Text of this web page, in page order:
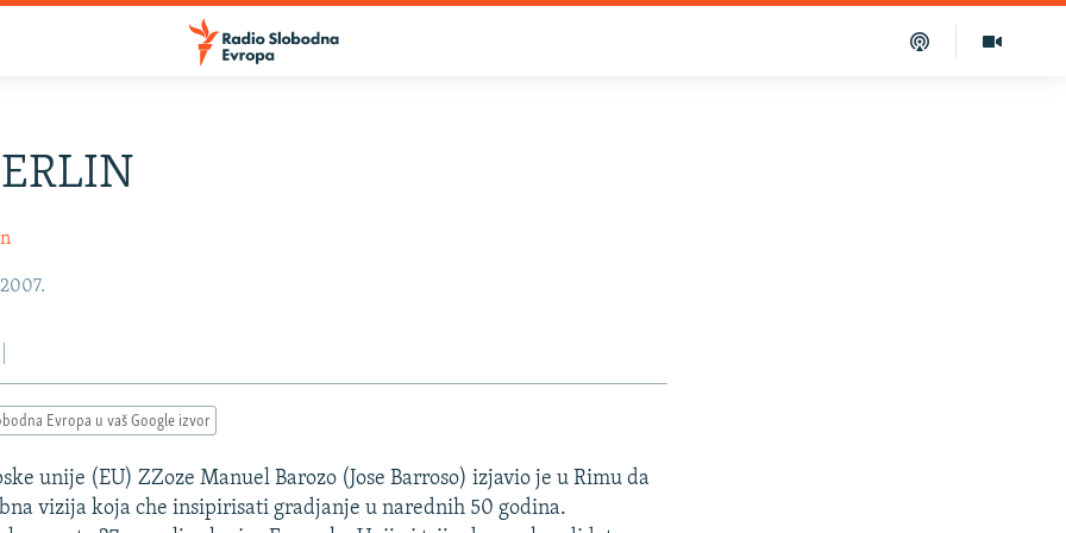
Evropa u vaš Google izvor
unije (EU) ZZoze Manuel Barozo (Jose Barroso) izjavio je u Rimu da
vizija koja che insipirisati gradjanje u narednih 50 godina.